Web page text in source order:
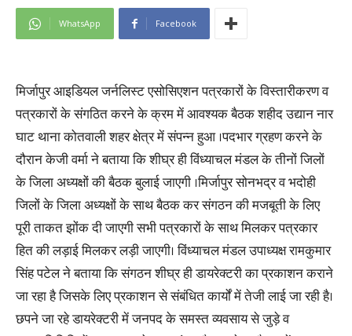
WhatsApp Facebook
मिर्जापुर आइडियल जर्नलिस्ट एसोसिएशन पत्रकारों के विस्तारीकरण व
पत्रकारों के संगठित करने के क्रम में आवश्यक बैठक शहीद उद्यान नार
घाट थाना कोतवाली शहर क्षेत्र में संपन्न हुआ ।पदभार ग्रहण करने के
दौरान केजी वर्मा ने बताया कि शीघ्र ही विंध्याचल मंडल के तीनों जिलों
के जिला अध्यक्षों की बैठक बुलाई जाएगी ।मिर्जापुर सोनभद्र व भदोही
जिलों के जिला अध्यक्षों के साथ बैठक कर संगठन की मजबूती के लिए
पूरी ताकत झोंक दी जाएगी सभी पत्रकारों के साथ मिलकर पत्रकार
हित की लड़ाई मिलकर लड़ी जाएगी। विंध्याचल मंडल उपाध्यक्ष रामकुमार
सिंह पटेल ने बताया कि संगठन शीघ्र ही डायरेक्टरी का प्रकाशन कराने
जा रहा है जिसके लिए प्रकाशन से संबंधित कार्यों में तेजी लाई जा रही है।
छपने जा रहे डायरेक्टरी में जनपद के समस्त व्यवसाय से जुड़े व